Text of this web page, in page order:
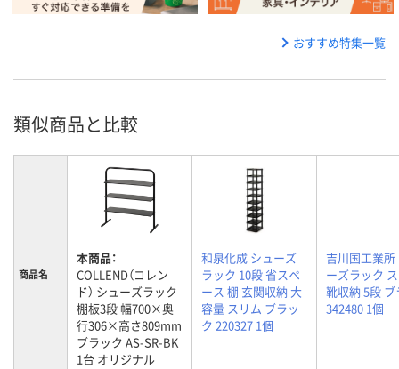
おすすめ特集一覧
類似商品と比較
商品名
本商品：
COLLEND（コレン
ド） シューズラック
棚板3段 幅700×奥
行306×高さ809mm
ブラック AS-SR-BK
1台 オリジナル
和泉化成 シューズ
ラック 10段 省スペ
ース 棚 玄関収納 大
容量 スリム ブラッ
ク 220327 1個
吉川国工業所
ーズラック
靴収納 5段
342480 1個